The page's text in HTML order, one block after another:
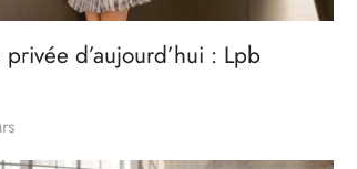
privée d’aujourd’hui : Lpb